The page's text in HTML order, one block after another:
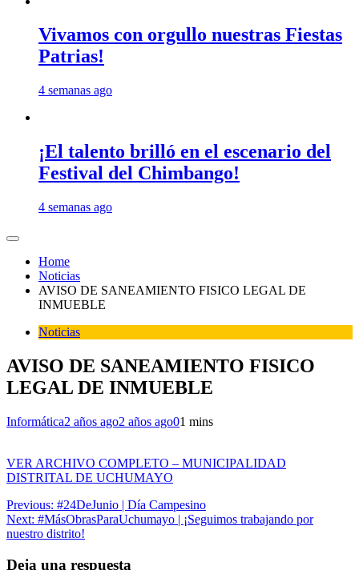
Vivamos con orgullo nuestras Fiestas
Patrias!
4 semanas ago
¡El talento brilló en el escenario del
Festival del Chimbango!
4 semanas ago
Home
Noticias
AVISO DE SANEAMIENTO FISICO LEGAL DE
INMUEBLE
Noticias
AVISO DE SANEAMIENTO FISICO
LEGAL DE INMUEBLE
Informática2 años ago2 años ago01 mins
VER ARCHIVO COMPLETO – MUNICIPALIDAD
DISTRITAL DE UCHUMAYO
Navegación
de
Previous: #24DeJunio | Día Campesino
Next: #MásObrasParaUchumayo | ¡Seguimos trabajando por
nuestro distrito!
Deja una respuesta